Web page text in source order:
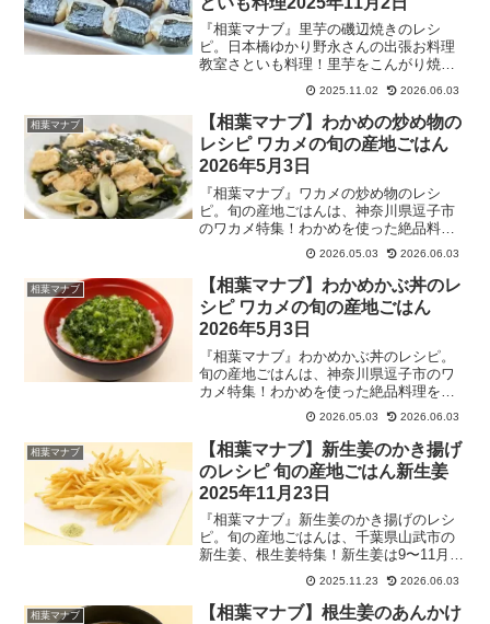
『相葉マナブ』里芋の磯辺焼きのレシ
ピ。日本橋ゆかり野永さんの出張お料理
教室さといも料理！里芋をこんがり焼い
て、麺つゆで味付けし、海苔で巻いてい
ただきます。埼玉県狭山市の里芋で作
る、和食料理人直伝里芋レシピ。2025年
11月2日放送
2025.11.02 2026.06.03
相葉マナブ
【相葉マナブ】わかめの炒め物の
レシピ ワカメの旬の産地ごはん
2026年5月3日
『相葉マナブ』ワカメの炒め物のレシ
ピ。旬の産地ごはんは、神奈川県逗子市
のワカメ特集！わかめを使った絶品料理
を地元の方から学ぶ。Travis Japanの七
五三掛と一緒に、わかめの養殖場でわか
めを収穫して、港に戻って“わかめ”と“め
かぶ”に分ける作業や、茹でたり、干す作
業もお手伝い。2026年5月3日
2026.05.03 2026.06.03
相葉マナブ
【相葉マナブ】わかめかぶ丼のレ
シピ ワカメの旬の産地ごはん
2026年5月3日
『相葉マナブ』わかめかぶ丼のレシピ。
旬の産地ごはんは、神奈川県逗子市のワ
カメ特集！わかめを使った絶品料理を地
元の方から学ぶ。Travis Japanの七五三
掛と一緒に、わかめの養殖場でわかめを
収穫して、港に戻って“わかめ”と“めか
ぶ”に分ける作業や、茹でたり、干す作業
もお手伝い。2026年5月3日
2026.05.03 2026.06.03
相葉マナブ
【相葉マナブ】新生姜のかき揚げ
のレシピ 旬の産地ごはん新生姜
2025年11月23日
『相葉マナブ』新生姜のかき揚げのレシ
ピ。旬の産地ごはんは、千葉県山武市の
新生姜、根生姜特集！新生姜は9〜11月に
収穫され、根生姜は土の中で熟成させ新
生姜と比べて辛みが強いのが特徴。2025
年11月23日
2025.11.23 2026.06.03
相葉マナブ
【相葉マナブ】根生姜のあんかけ